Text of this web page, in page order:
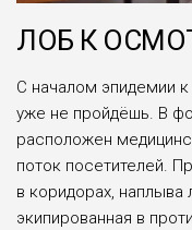
ЛОБ К
С началом эпидемии
уже не пройдёшь. В
расположен
поток посетителей.
в коридорах,
экипированная в